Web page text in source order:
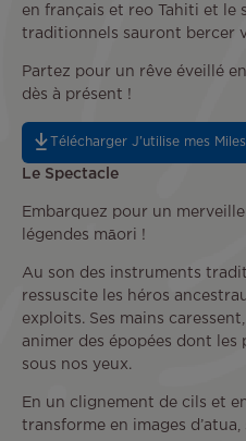
en français et reo Tahiti et le
traditionnels sauront bercer
Partez pour un rêve éveillé
dès à présent !
Télécharger J'utilise mes
Le Spectacle
Embarquez pour un
légendes māori !
Au son des instruments
ressuscite les héros
exploits. Ses mains
animer des épopées dont les
sous nos yeux.
En un clignement de cils et
transforme en images